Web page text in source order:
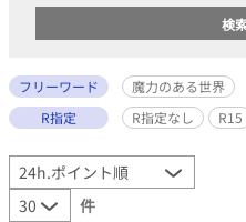
フリーワード
魔力のある世界
R指定
R指定なし R15
件